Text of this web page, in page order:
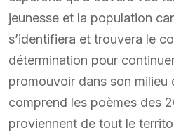
jeunesse et la population
s’identifiera et trouvera le
détermination pour
promouvoir dans son milieu
comprend les poèmes des
proviennent de tout le